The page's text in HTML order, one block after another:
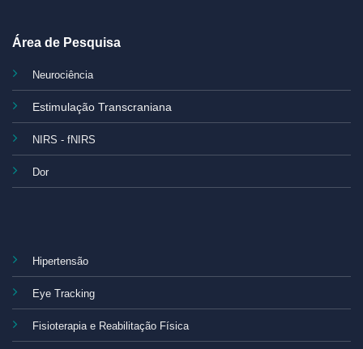
Área de Pesquisa
Neurociência
Estimulação Transcraniana
NIRS - fNIRS
Dor
Hipertensão
Eye Tracking
Fisioterapia e Reabilitação Física